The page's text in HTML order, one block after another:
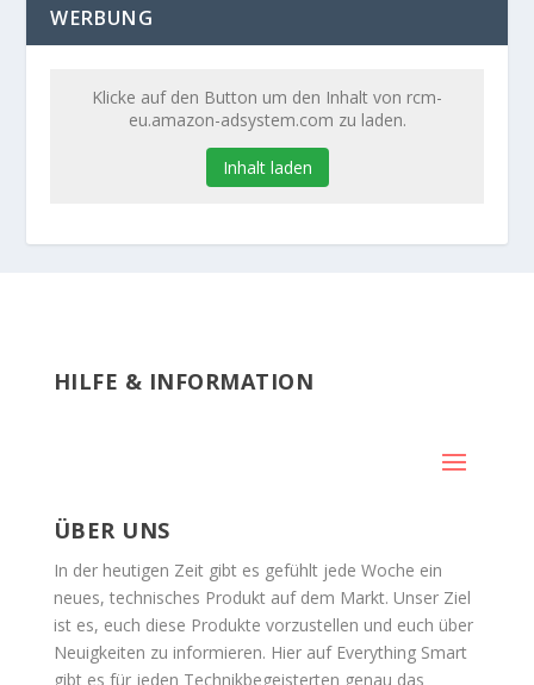
WERBUNG
Klicke auf den Button um den Inhalt von rcm-
eu.amazon-adsystem.com zu laden.
Inhalt laden
HILFE & INFORMATION
ÜBER UNS
In der heutigen Zeit gibt es gefühlt jede Woche ein
neues, technisches Produkt auf dem Markt. Unser Ziel
ist es, euch diese Produkte vorzustellen und euch über
Neuigkeiten zu informieren. Hier auf Everything Smart
gibt es für jeden Technikbegeisterten genau das